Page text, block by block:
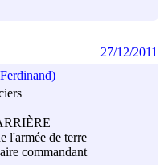
l'armée de terre
commandant
27/12/2011